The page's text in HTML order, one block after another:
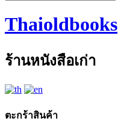
Thaioldbooks
ร้านหนังสือเก่า
ตะกร้าสินค้า